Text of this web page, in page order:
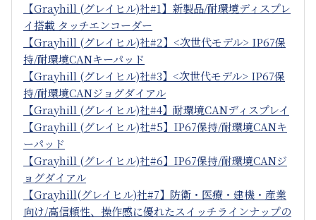
【Grayhill (グレイヒル)社#1】新製品/耐環境ディスプレ
イ搭載 タッチエンコーダー
【Grayhill (グレイヒル)社#2】<次世代モデル> IP67保
持/耐環境CANキーパッド
【Grayhill (グレイヒル)社#3】<次世代モデル> IP67保
持/耐環境CANジョグダイアル
【Grayhill (グレイヒル)社#4】耐環境CANディスプレイ
【Grayhill (グレイヒル)社#5】IP67保持/耐環境CANキ
ーパッド
【Grayhill (グレイヒル)社#6】IP67保持/耐環境CANジ
ョグダイアル
【Grayhill(グレイヒル)社#7】防衛・医療・建機・産業
向け/高信頼性、操作感に優れたスイッチラインナップの